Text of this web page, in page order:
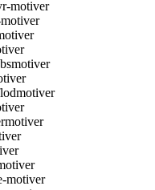
motiver
motiver